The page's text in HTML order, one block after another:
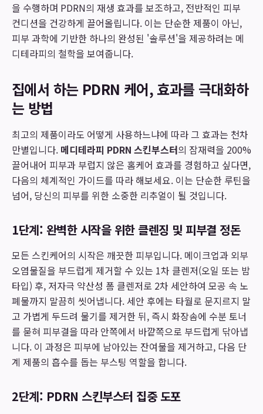
을 수행하며 PDRN의 재생 효과를 보조하고, 전반적인 피부
컨디션을 건강하게 끌어올립니다. 이는 단순한 제품이 아닌,
피부 과학에 기반한 하나의 완성된 '솔루션'을 제공하려는 메
디테라피의 철학을 보여줍니다.
집에서 하는 PDRN 케어, 효과를 극대화하
는 방법
최고의 제품이라도 어떻게 사용하느냐에 따라 그 효과는 천차
만별입니다. 메디테라피 PDRN 스킨부스터의 잠재력을 200%
끌어내어 피부과 부럽지 않은 홈케어 효과를 경험하고 싶다면,
다음의 체계적인 가이드를 따라 해보세요. 이는 단순한 루틴을
넘어, 당신의 피부를 위한 소중한 리추얼이 될 것입니다.
1단계: 완벽한 시작을 위한 클렌징 및 피부결 정돈
모든 스킨케어의 시작은 깨끗한 피부입니다. 메이크업과 외부
오염물질을 부드럽게 제거할 수 있는 1차 클렌저(오일 또는 밤
타입) 후, 저자극 약산성 폼 클렌저로 2차 세안하여 모공 속 노
폐물까지 말끔히 씻어냅니다. 세안 후에는 타월로 문지르지 말
고 가볍게 두드려 물기를 제거한 뒤, 즉시 화장솜에 수분 토너
를 묻혀 피부결을 따라 안쪽에서 바깥쪽으로 부드럽게 닦아냅
니다. 이 과정은 피부에 남아있는 잔여물을 제거하고, 다음 단
계 제품의 흡수를 돕는 부스팅 역할을 합니다.
2단계: PDRN 스킨부스터 집중 도포